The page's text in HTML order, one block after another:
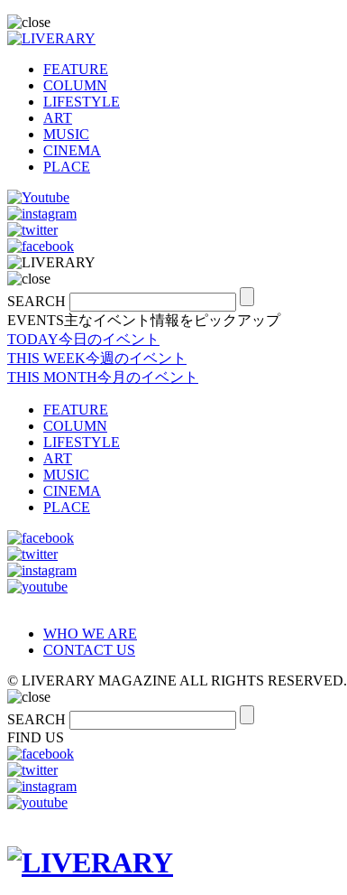
FEATURE
COLUMN
LIFESTYLE
ART
MUSIC
CINEMA
PLACE
SEARCH
EVENTS主なイベント情報をピックアップ
TODAY今日のイベント
THIS WEEK今週のイベント
THIS MONTH今月のイベント
FEATURE
COLUMN
LIFESTYLE
ART
MUSIC
CINEMA
PLACE
WHO WE ARE
CONTACT US
© LIVERARY MAGAZINE ALL RIGHTS RESERVED.
SEARCH
FIND US